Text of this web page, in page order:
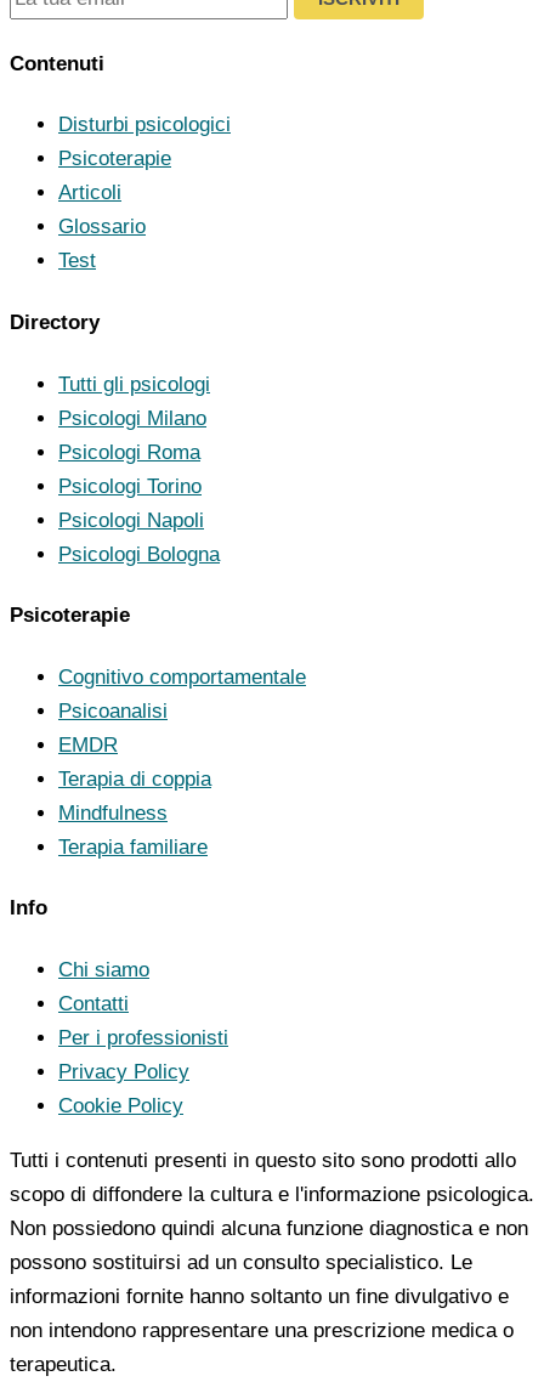
Contenuti
Disturbi psicologici
Psicoterapie
Articoli
Glossario
Test
Directory
Tutti gli psicologi
Psicologi Milano
Psicologi Roma
Psicologi Torino
Psicologi Napoli
Psicologi Bologna
Psicoterapie
Cognitivo comportamentale
Psicoanalisi
EMDR
Terapia di coppia
Mindfulness
Terapia familiare
Info
Chi siamo
Contatti
Per i professionisti
Privacy Policy
Cookie Policy
Tutti i contenuti presenti in questo sito sono prodotti allo
scopo di diffondere la cultura e l'informazione psicologica.
Non possiedono quindi alcuna funzione diagnostica e non
possono sostituirsi ad un consulto specialistico. Le
informazioni fornite hanno soltanto un fine divulgativo e
non intendono rappresentare una prescrizione medica o
terapeutica.